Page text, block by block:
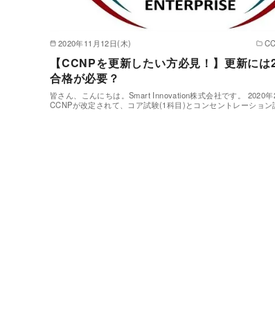
2020年11月12日(木)
【CCNPを更新したい方必見！】更新には
合格が必要？
皆さん、こんにちは。Smart Innovation株式会社です。 2020年
CCNPが改定されて、コア試験(1科目)とコンセントレーション